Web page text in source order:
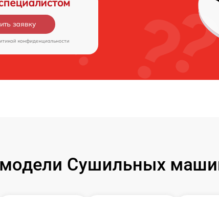
заявку
конфиденциальности
Сушильных